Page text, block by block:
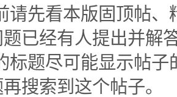
请先看本版固顶帖
已经有人提出并解
标题尽可能显示帖
搜索到这个帖子。